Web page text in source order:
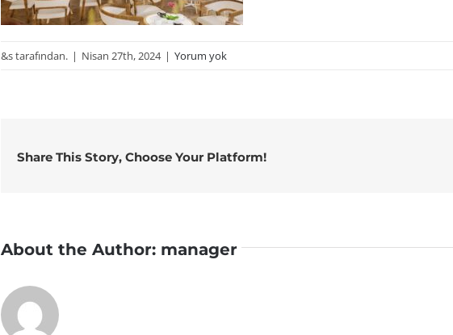
&s tarafından. | Nisan 27th, 2024 | Yorum yok
Share This Story, Choose Your Platform!
About the Author: manager